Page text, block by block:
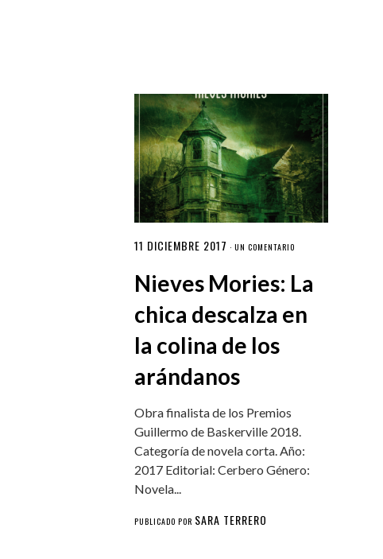
11 DICIEMBRE 2017 ·UN COMENTARIO
Nieves Mories: La
chica descalza en
la colina de los
arándanos
Obra finalista de los Premios
Guillermo de Baskerville 2018.
Categoría de novela corta. Año:
2017 Editorial: Cerbero Género:
Novela...
PUBLICADO POR SARA TERRERO